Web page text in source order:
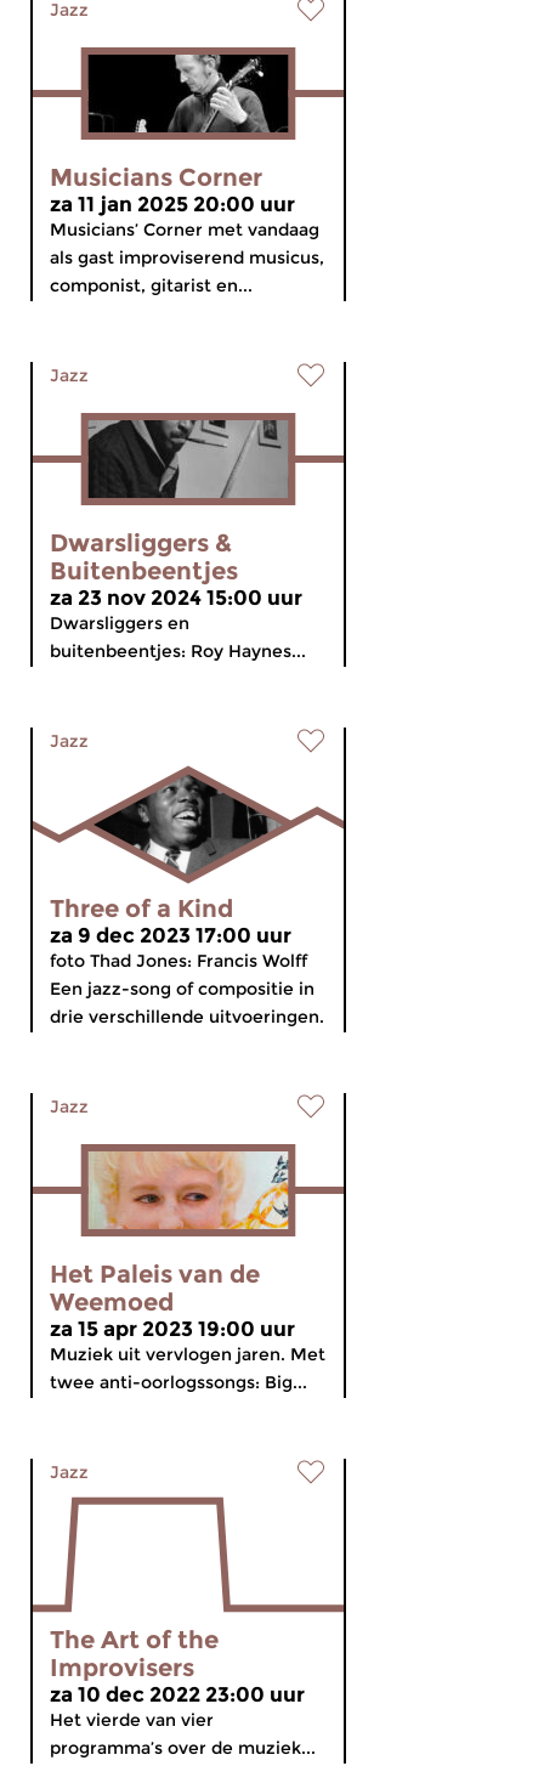
Jazz
Musicians Corner
za 11 jan 2025 20:00 uur
Musicians’ Corner met vandaag
als gast improviserend musicus,
componist, gitarist en...
Jazz
Dwarsliggers &
Buitenbeentjes
za 23 nov 2024 15:00 uur
Dwarsliggers en
buitenbeentjes: Roy Haynes...
Jazz
Three of a Kind
za 9 dec 2023 17:00 uur
foto Thad Jones: Francis Wolff
Een jazz-song of compositie in
drie verschillende uitvoeringen.
Jazz
Het Paleis van de
Weemoed
za 15 apr 2023 19:00 uur
Muziek uit vervlogen jaren. Met
twee anti-oorlogssongs: Big...
Jazz
The Art of the
Improvisers
za 10 dec 2022 23:00 uur
Het vierde van vier
programma’s over de muziek...